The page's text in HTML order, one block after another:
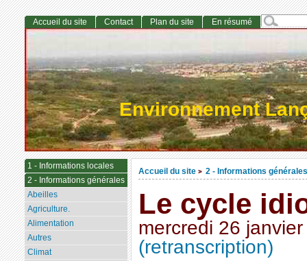
Environnement
Accueil du site > 2 - Informations générales
Le cycle
mercredi 26
(retranscription)
Accueil du site Contact Plan du site En résumé
1 - Informations locales
2 - Informations générales
Abeilles
Agriculture.
Alimentation
Autres
Climat